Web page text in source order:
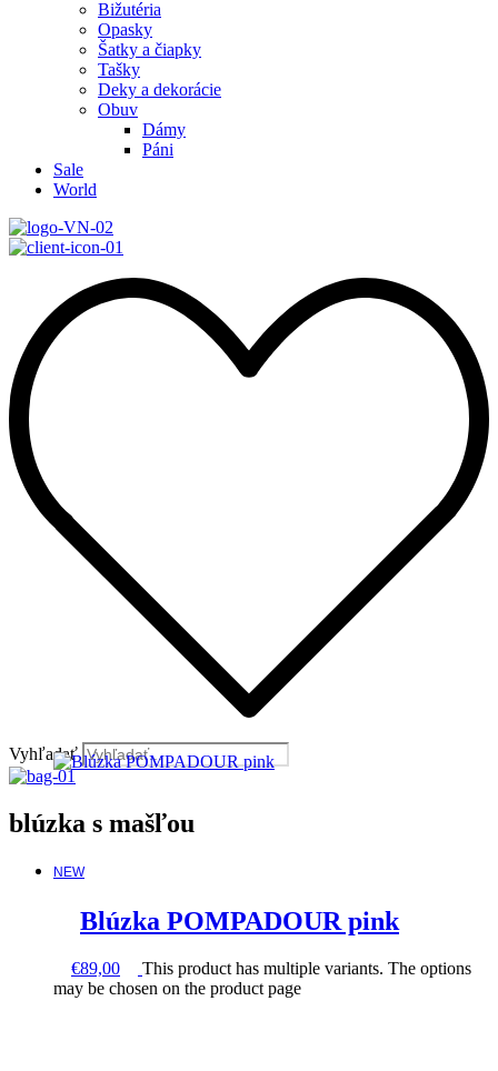
Bižutéria
Opasky
Šatky a čiapky
Tašky
Deky a dekorácie
Obuv
Dámy
Páni
Sale
World
Vyhľadať
blúzka s mašľou
NEW
Blúzka POMPADOUR pink
€89,00
This product has multiple variants. The options
may be chosen on the product page